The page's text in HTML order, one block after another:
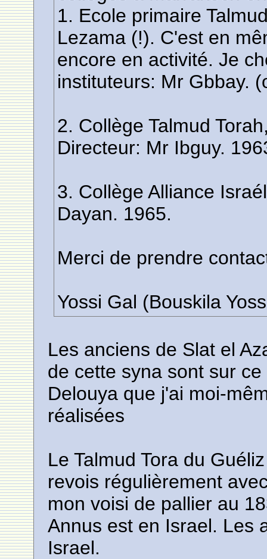
1. Ecole primaire
Lezama (!). C'est en
encore en activité. Je
instituteurs: Mr Gbbay.
2. Collège Talmud
Directeur: Mr Ibguy.
3. Collège Alliance
Dayan. 1965.
Merci de prendre
Yossi Gal (Bouskila
Les anciens de Slat el
de cette syna sont sur
Delouya que j'ai moi-
réalisées
Le Talmud Tora du
revois régulièrement
mon voisi de pallier au
Annus est en Israel. Les
Israel.